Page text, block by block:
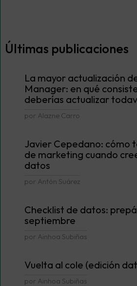
Últimas publicaciones
La mayor actualización
Manager: en qué
deberías actualizar
por Alazne Carro
Javier Cepedano: cómo
de marketing cuando
datos
por Antón Suárez
Checklist de datos:
septiembre
por Ainhoa Subiñas
Vuelta al cole (edición
por Ainhoa Subiñas